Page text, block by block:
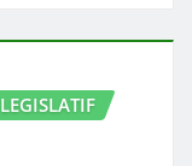
LEGISLATIF